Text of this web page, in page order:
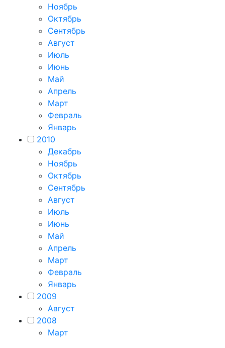
Ноябрь
Октябрь
Сентябрь
Август
Июль
Июнь
Май
Апрель
Март
Февраль
Январь
2010
Декабрь
Ноябрь
Октябрь
Сентябрь
Август
Июль
Июнь
Май
Апрель
Март
Февраль
Январь
2009
Август
2008
Март